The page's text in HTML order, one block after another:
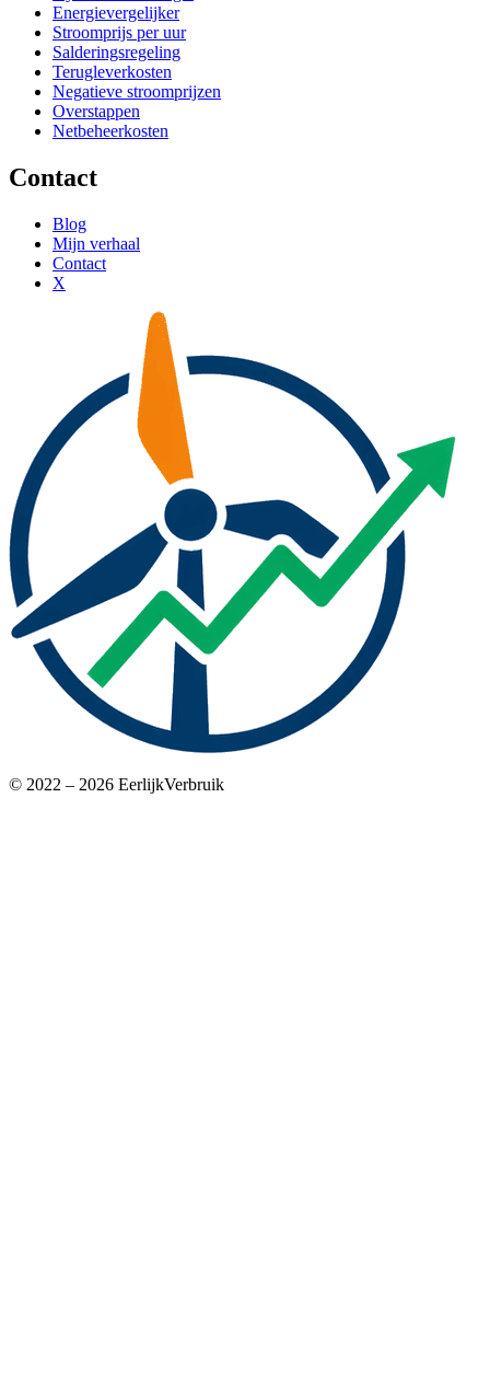
Energievergelijker
Stroomprijs per uur
Salderingsregeling
Terugleverkosten
Negatieve stroomprijzen
Overstappen
Netbeheerkosten
Contact
Blog
Mijn verhaal
Contact
X
© 2022 – 2026 EerlijkVerbruik